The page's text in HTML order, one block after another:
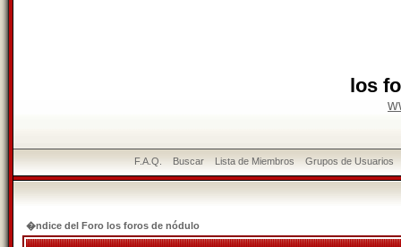
los
F.A.Q. Buscar Lista de Miembros Grupos de Usuarios
�ndice del Foro los foros de nódulo